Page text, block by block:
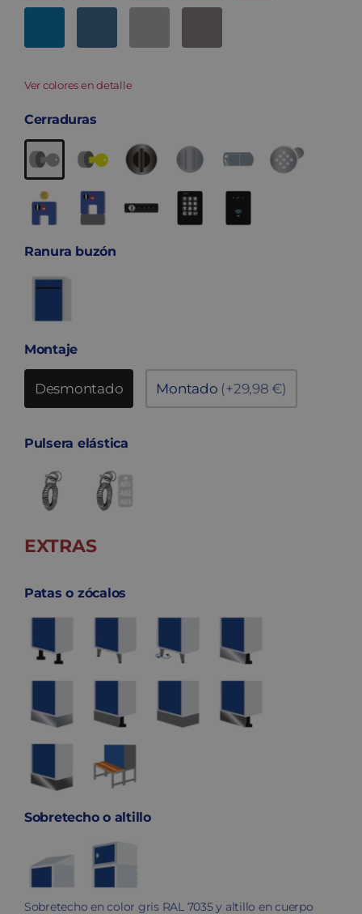
Ver colores en detalle
Cerraduras
Ranura buzón
Montaje
Desmontado Montado (+29,98 €)
Pulsera elástica
EXTRAS
Patas o zócalos
Sobretecho o altillo
Sobretecho en color gris RAL 7035 y altillo en cuerpo